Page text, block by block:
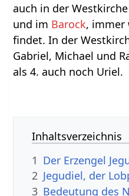
auch in der
und im Barock, immer
findet. In der
Gabriel, Michael und
als 4. auch noch Uriel.
Inhaltsverzeichnis
1 Der Erzengel
2 Jegudiel, der
3 Bedeutung des